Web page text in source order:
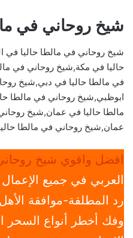
شيخ روحاني في
شيخ روحاني في مالطا حاليا في
حاليا في مكة,شيخ روحاني في
في مالطا حاليا في دبي,شيخ
ابوظبي,شيخ روحاني في مالطا
مالطا حاليا في عمان,شيخ
عمان,شيخ روحاني في مالطا
افضل واقوي شيخ
العربي في جميع
رد المطلقة-موافقة
وفك أخطر أنواع السحر